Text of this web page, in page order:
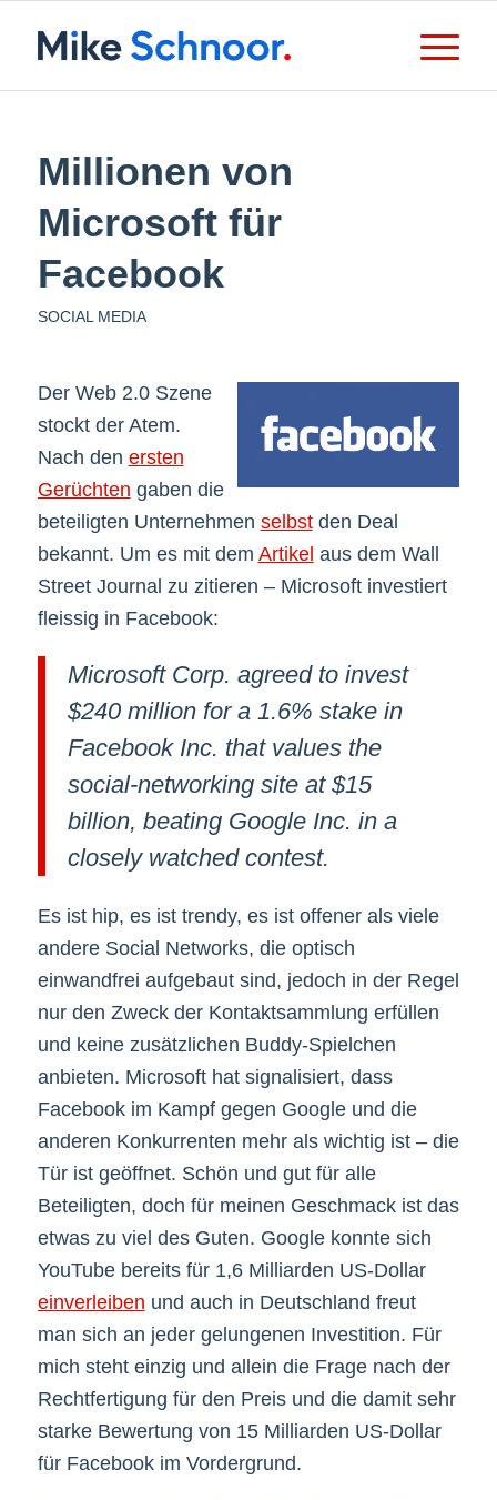
Millionen von
Microsoft für
Facebook
SOCIAL MEDIA
Der Web 2.0 Szene
stockt der Atem.
Nach den ersten
Gerüchten gaben die
beteiligten Unternehmen selbstden Deal
bekannt. Um es mit dem Artikel aus dem Wall
Street Journal zu zitieren – Microsoft investiert
fleissig in Facebook:
Microsoft Corp. agreed to invest
$240 million for a 1.6% stake in
Facebook Inc. that values the
social-networking site at $15
billion, beating Google Inc. in a
closely watched contest.
Es ist hip, es ist trendy, es ist offener als viele
andere Social Networks, die optisch
einwandfrei aufgebaut sind, jedoch in der Regel
nur den Zweck der Kontaktsammlung erfüllen
und keine zusätzlichen Buddy-Spielchen
anbieten. Microsoft hat signalisiert, dass
Facebook im Kampf gegen Google und die
anderen Konkurrenten mehr als wichtig ist – die
Tür ist geöffnet. Schön und gut für alle
Beteiligten, doch für meinen Geschmack ist das
etwas zu viel des Guten. Google konnte sich
YouTube bereits für 1,6 Milliarden US-Dollar
einverleiben und auch in Deutschland freut
man sich an jeder gelungenen Investition. Für
mich steht einzig und allein die Frage nach der
Rechtfertigung für den Preis und die damit sehr
starke Bewertung von 15 Milliarden US-Dollar
für Facebook im Vordergrund.